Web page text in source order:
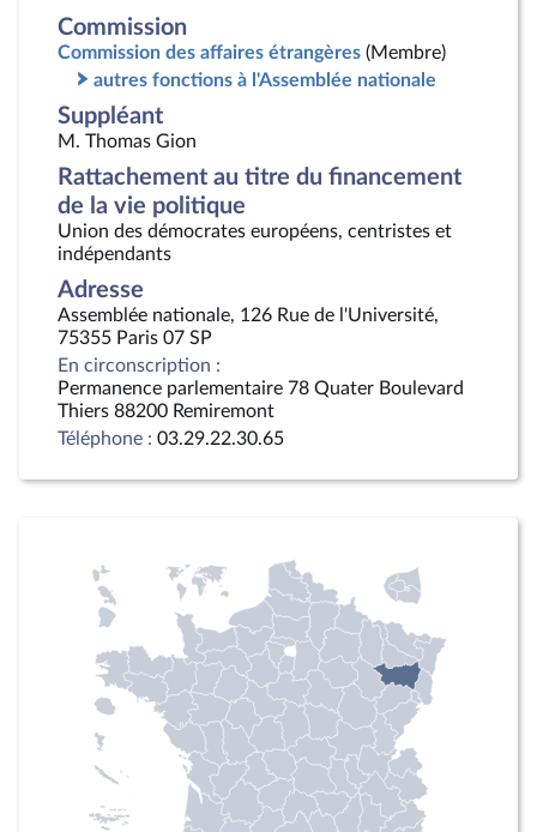
Commission
Commission des affaires étrangères (Membre)
autres fonctions à l'Assemblée nationale
Suppléant
M. Thomas Gion
Rattachement au titre du financement
de la vie politique
Union des démocrates européens, centristes et
indépendants
Adresse
Assemblée nationale, 126 Rue de l'Université,
75355 Paris 07 SP
En circonscription :
Permanence parlementaire 78 Quater Boulevard
Thiers 88200 Remiremont
Téléphone : 03.29.22.30.65